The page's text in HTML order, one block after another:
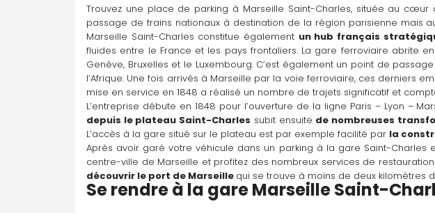
Trouvez une place de parking à Marseille Saint-Charles, située au cœur
passage de trains nationaux à destination de la région parisienne mais
Marseille Saint-Charles constitue également un hub français
fluides entre le France et les pays frontaliers. La gare ferroviaire abrite
Genève, Bruxelles et le Luxembourg. C’est également un point de
l’Afrique. Une fois arrivés à Marseille par la voie ferroviaire, ces derniers
mise en service en 1848 a réalisé un nombre de trajets significatif et
L’entreprise débute en 1848 pour l’ouverture de la ligne Paris – Lyon –
depuis le plateau Saint-Charles subit ensuite de nombreuses
L’accès à la gare situé sur le plateau est par exemple facilité par la
Après avoir garé votre véhicule dans un parking à la gare Saint-
découvrir le port de Marseille qui se trouve à moins de deux kilomètres
Se rendre à la gare Marseille Saint-